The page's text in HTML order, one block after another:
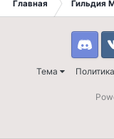
Главная Гильдия
Тема
Discord